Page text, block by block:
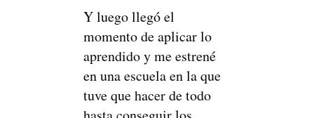
Y luego llegó el
momento de aplicar lo
aprendido y me estrené
en una escuela en la que
tuve que hacer de todo